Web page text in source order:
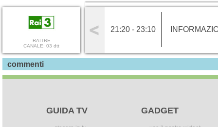
RAITRE
CANALE: 03 dtt
21:20 - 23:10
commenti
GUIDA TV GADGET